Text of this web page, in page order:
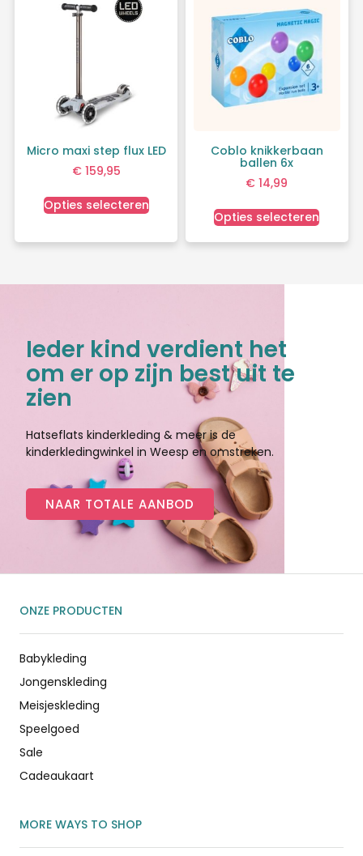
Micro maxi step flux LED
€159,95
Opties selecteren
Coblo knikkerbaan
ballen 6x
€ 14,99
Opties selecteren
Ieder kind verdient het
om er op zijn best uit te
zien
Hatseflats kinderkleding & meer is de
kinderkledingwinkel in Weesp en omstreken.
NAAR TOTALE AANBOD
ONZE PRODUCTEN
Babykleding
Jongenskleding
Meisjeskleding
Speelgoed
Sale
Cadeaukaart
MORE WAYS TO SHOP